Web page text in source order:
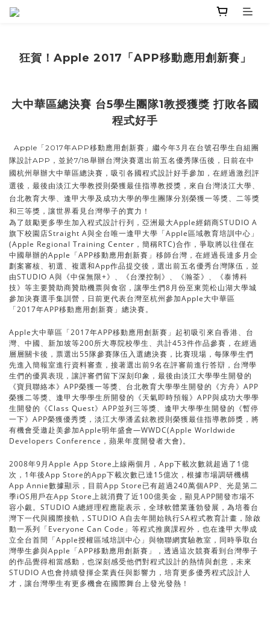
狂賀！Apple 2017「APP移動應用創新賽」
大中華區總決賽 台5學生團隊1教授獲獎 打敗各國
程式好手
Apple「2017年APP移動應用創新賽」繼今年3月在台號召學生自組團
隊設計APP，並於7/18舉辦台灣決賽選出前五名優秀隊伍後，日前在中
國杭州舉辦大中華區總決賽，吸引各國程式設計好手參加，在經過激烈評
選後，最後由淡江大學教授則榮獲最佳指導教授獎，來自台灣淡江大學、
台北教育大學、逢甲大學及成功大學的學生團隊分別榮獲一等獎、二等獎
和三等獎，讓世界看見台灣學子的實力！
為了鼓勵更多學生加入程式設計行列，亞洲最大Apple經銷商STUDIO A
旗下校園店Straight A與全台唯一逢甲大學「Apple區域教育培訓中心」
(Apple Regional Training Center，簡稱RTC)合作，爭取將以往僅在
中國舉辦的Apple「APP移動應用創新賽」移師台灣，在經過長達多月企
劃案審核、初選、複選和App作品提交後，選出前五名優秀台灣隊伍，並
由STUDIO A與《中保無限+》、《台濼控制》、《瀚荃》、《泰博科
技》等主要贊助商贊助機票與食宿，讓學生們8月份至東莞松山湖大學城
參加決賽選手集訓營，日前更代表台灣至杭州參加Apple大中華區
「2017年APP移動應用創新賽」總決賽。
Apple大中華區「2017年APP移動應用創新賽」起初吸引來自香港、台
灣、中國、新加坡等200所大專院校學生、共計453件作品參賽，在經過
層層關卡後，票選出55隊參賽隊伍入選總決賽，比賽現場，每隊學生們
先進入簡報室進行資料審查，接著選出前9名在評審前進行答辯，台灣學
生們的優異表現，讓評審們留下深刻印象，最後由淡江大學學生開發的
《寶貝聯絡本》APP榮獲一等獎、台北教育大學學生開發的《方舟》APP
榮獲二等獎、逢甲大學學生所開發的《天氣即時預報》APP與成功大學學
生開發的《Class Quest》APP並列三等獎、逢甲大學學生開發的《暫停
一下》APP榮獲優秀獎，淡江大學潘孟鉉教授則榮獲最佳指導教師獎，將
有機會受邀赴美參加Apple明年盛會—WWDC(Apple Worldwide
Developers Conference，蘋果年度開發者大會)。
2008年9月Apple App Store上線兩個月，App下載次數就超過了1億
次，1年後App Store的App下載次數已達15億次，根據市場調研機構
App Annie數據顯示，目前App Store已有超過240萬個APP、光是第二
季iOS用戶在App Store上就消費了近100億美金，顯見APP開發市場不
容小覷。STUDIO A總經理程應龍表示，全球軟體業蓬勃發展，為培養台
灣下一代與國際接軌，STUDIO A自去年開始執行SA程式教育計畫，除啟
動一系列「Everyone Can Code」等程式推廣課程外，也在逢甲大學成
立全台首間「Apple授權區域培訓中心」與物聯網實驗教室，同時爭取台
灣學生參與Apple「APP移動應用創新賽」，透過這次競賽看到台灣學子
的作品覺得相當感動，也深刻感受他們對程式設計的熱情與創意，未來
STUDIO A也會持續發揮企業責任與影響力，培育更多優秀程式設計人
才，讓台灣學生有更多機會在國際舞台上發光發熱！